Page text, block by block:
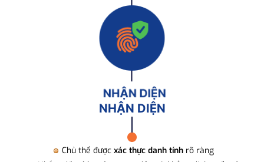
NHẬN DIỆN
Chủ thể được xác thực danh tính rõ ràng